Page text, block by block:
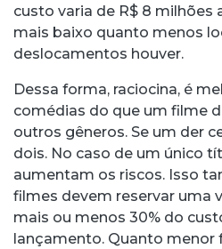
custo varia de R$ 8 milhões
mais baixo quanto menos
deslocamentos houver.
Dessa forma, raciocina, é
comédias do que um filme
outros gêneros. Se um der
dois. No caso de um único
aumentam os riscos. Isso
filmes devem reservar uma
mais ou menos 30% do
lançamento. Quanto menor